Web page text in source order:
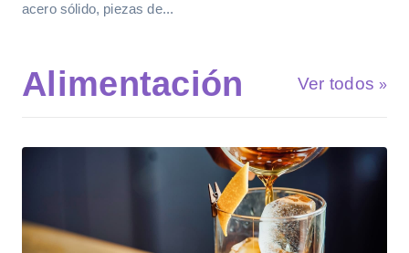
acero sólido, piezas de...
Alimentación Ver todos